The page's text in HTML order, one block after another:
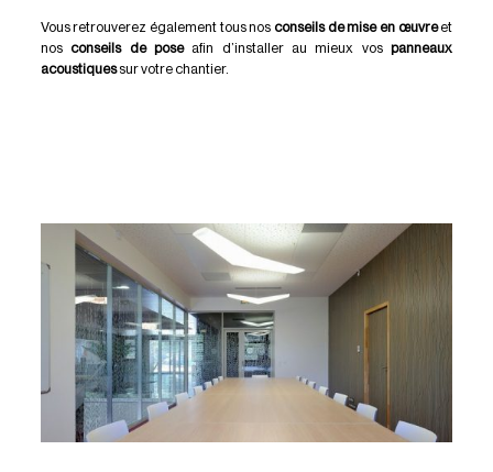
Vous retrouverez également tous nos conseils de mise en œuvreet
nos conseils de poseafin d’installer au mieux vospanneaux
acoustiquessur votre chantier.